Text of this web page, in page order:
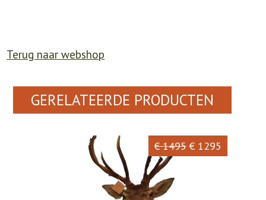
Terug naar webshop
GERELATEERDE PRODUCTEN
€ 1495 € 1295